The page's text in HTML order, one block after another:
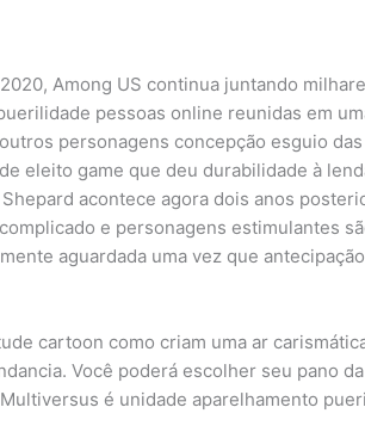
Among US continua juntando
pessoas online reunidas em
personagens concepção esguio
eleito game que deu durabilidade à
acontece agora dois anos
e personagens estimulantes
aguardada uma vez que
cartoon como criam uma ar
Você poderá escolher seu pano
é unidade aparelhamento